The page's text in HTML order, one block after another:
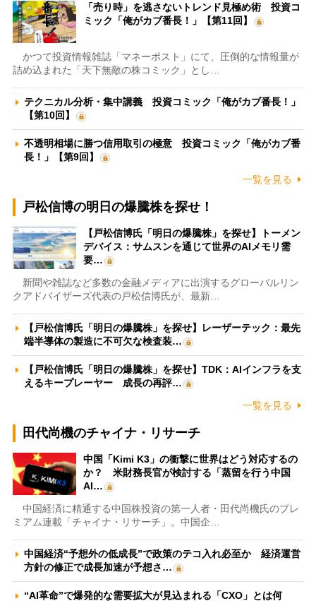
「売り時」を逃さないトレンド見極め術 投資コ
ミック「俺がカブ番長！」【第11回】
かつて投資情報雑誌「マネーポスト」にて、圧倒的な情報量が
詰め込まれた「天下無敵の株コミック」とし…
テクニカル分析・集中講義 投資コミック「俺がカブ番長！」
【第10回】
不透明相場に勝つ信用取引の極意 投資コミック「俺がカブ番
長！」【第9回】
一覧を見る
戸松信博の明日の爆騰株を探せ！
【戸松信博氏「明日の爆騰株」を探せ】トーメン
デバイス：サムスンを通じて世界のAIメモリ需
要…
新聞や雑誌など多数の金融メディアに出演するグローバルリン
クアドバイザーズ代表の戸松信博氏が、最新…
【戸松信博氏「明日の爆騰株」を探せ】レーザーテック：最先
端半導体の製造に不可欠な検査装…
【戸松信博氏「明日の爆騰株」を探せ】TDK：AIインフラを支
えるキープレーヤー 成長の再評…
一覧を見る
田代尚機のチャイナ・リサーチ
中国「Kimi K3」の衝撃に世界はどう対応するの
か？ 米財務長官が検討する「蒸留を行う中国
AI…
中国経済に精通する中国株投資の第一人者・田代尚機氏のプレ
ミアム連載「チャイナ・リサーチ」。中国企…
中国経済“予想外の低成長”で政策のテコ入れ必至か 経済運営
方針の修正で成長加速が予想さ…
“AI革命”で爆発的な需要拡大が見込まれる「CXO」とは何